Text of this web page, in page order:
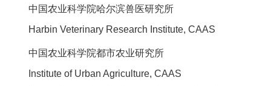
中国农业科学院哈尔滨兽医研究所
Harbin Veterinary Research Institute, CAAS
中国农业科学院都市农业研究所
Institute of Urban Agriculture, CAAS